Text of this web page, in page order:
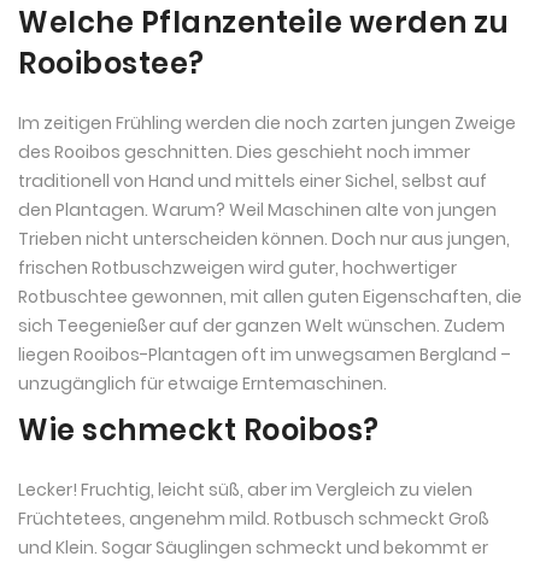
Welche Pflanzenteile werden zu
Rooibostee?
Im zeitigen Frühling werden die noch zarten jungen Zweige
des Rooibos geschnitten. Dies geschieht noch immer
traditionell von Hand und mittels einer Sichel, selbst auf
den Plantagen. Warum? Weil Maschinen alte von jungen
Trieben nicht unterscheiden können. Doch nur aus jungen,
frischen Rotbuschzweigen wird guter, hochwertiger
Rotbuschtee gewonnen, mit allen guten Eigenschaften, die
sich Teegenießer auf der ganzen Welt wünschen. Zudem
liegen Rooibos-Plantagen oft im unwegsamen Bergland –
unzugänglich für etwaige Erntemaschinen.
Wie schmeckt Rooibos?
Lecker! Fruchtig, leicht süß, aber im Vergleich zu vielen
Früchtetees, angenehm mild. Rotbusch schmeckt Groß
und Klein. Sogar Säuglingen schmeckt und bekommt er